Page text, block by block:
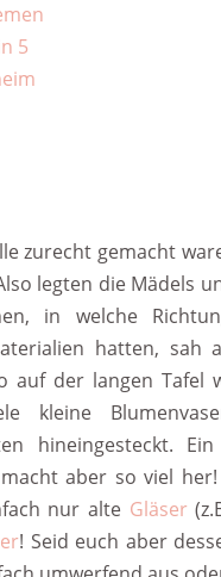
5
zurecht gemacht
legten die Mädels
in welche
hatten, sah
auf der langen
kleine
hineingesteckt.
aber so viel
nur alte Gläser
! Seid euch aber